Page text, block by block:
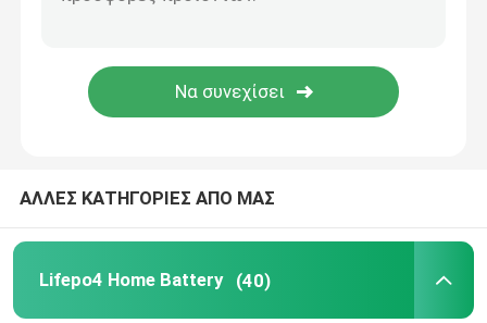
Μπαταρία rv Lifepo4
ΑΛΛΕΣ ΚΑΤΗΓΟΡΙΕΣ ΑΠΟ ΜΑΣ
Lifepo4 Home Battery (40)